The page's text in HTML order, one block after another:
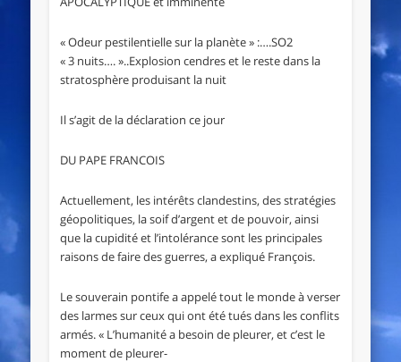
« Odeur pestilentielle sur la planète » :….SO2
« 3 nuits…. »..Explosion cendres et le reste dans la
stratosphère produisant la nuit
Il s’agit de la déclaration ce jour
DU PAPE FRANCOIS
Actuellement, les intérêts clandestins, des stratégies
géopolitiques, la soif d’argent et de pouvoir, ainsi
que la cupidité et l’intolérance sont les principales
raisons de faire des guerres, a expliqué François.
Le souverain pontife a appelé tout le monde à verser
des larmes sur ceux qui ont été tués dans les conflits
armés. « L’humanité a besoin de pleurer, et c’est le
moment de pleurer-